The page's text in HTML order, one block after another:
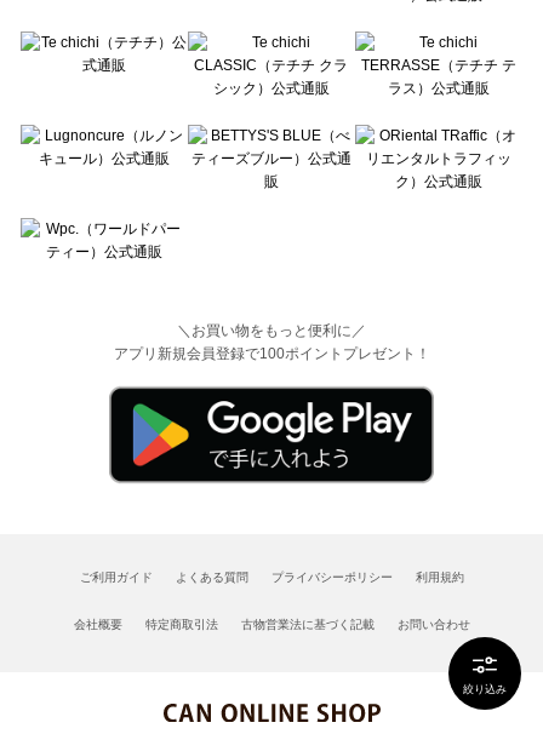
絞り込み
＼お買い物をもっと便利に／
アプリ新規会員登録で100ポイントプレゼント！
ご利用ガイド よくある質問 プライバシーポリシー 利用規約
会社概要 特定商取引法 古物営業法に基づく記載 お問い合わせ